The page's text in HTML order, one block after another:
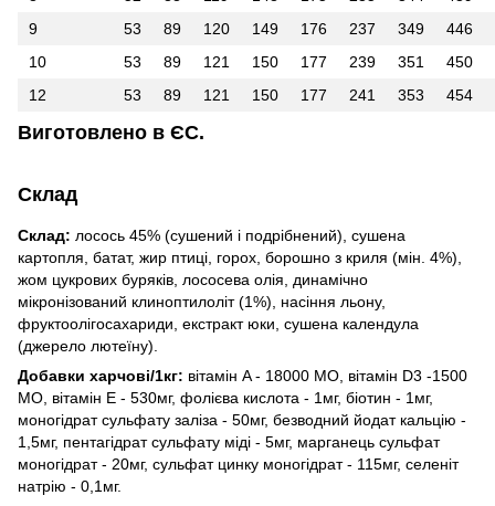
9
53 89 120 149 176 237 349
446
10
53 89 121 150 177 239 351
450
12
53 89 121 150 177 241 353 454
Виготовлено в ЄС.
Склад
Склад: лосось 45% (сушений і подрібнений), сушена
картопля, батат, жир птиці, горох, борошно з криля (мін. 4%),
жом цукрових буряків, лососева олія, динамічно
мікронізований клиноптилоліт (1%), насіння льону,
фруктоолігосахариди, екстракт юки, сушена календула
(джерело лютеїну).
Добавки харчові/1кг: вітамін A - 18000 MО, вітамін D3 -1500
MО, вітамін E - 530мг, фолієва кислота - 1мг, біотин - 1мг,
моногідрат сульфату заліза - 50мг, безводний йодат кальцію -
1,5мг, пентагідрат сульфату міді - 5мг, марганець сульфат
моногідрат - 20мг, сульфат цинку моногідрат - 115мг, селеніт
натрію - 0,1мг.